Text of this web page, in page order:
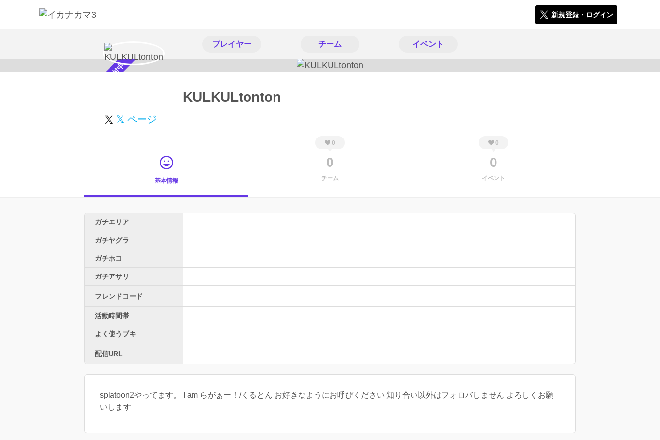
新規登録・ログイン
プレイヤー チーム イベント
スカウト受付中 KULKULtonton
𝕏 ページ
基本情報
0
0
チーム
0
0
イベント
ガチエリア
ガチヤグラ
ガチホコ
ガチアサリ
フレンドコード
活動時間帯
よく使うブキ
配信URL
splatoon2やってます。 I am らがぁー！/くるとん お好きなようにお呼びください 知り合い以外はフォロバしません よろしくお願
いします